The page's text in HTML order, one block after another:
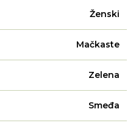
Ženski
Mačkaste
Zelena
Smeđa